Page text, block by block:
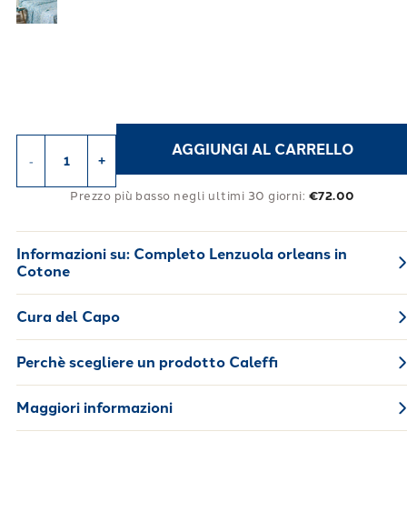
- +
AGGIUNGI AL CARRELLO
Prezzo più basso negli ultimi 30 giorni: €72.00
Informazioni su: Completo Lenzuola orleans in
Cotone
Cura del Capo
Perchè scegliere un prodotto Caleffi
Maggiori informazioni